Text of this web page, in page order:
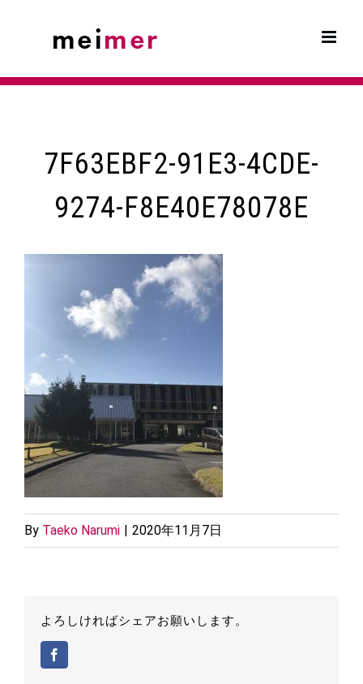
7F63EBF2-91E3-4CDE-
9274-F8E40E78078E
By Taeko Narumi | 2020年11月7日
よろしければシェアお願いします。